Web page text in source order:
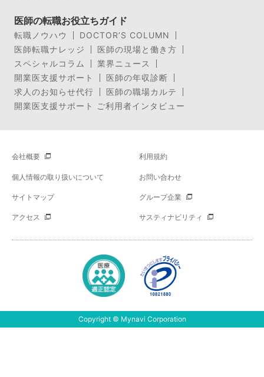
医師の転職お役立ちガイド
転職ノウハウ
DOCTOR’S COLUMN
医師転職ナレッジ
医師の現場と働き方
スペシャルコラム
業界ニュース
開業医支援サポート
医師の年収診断
求人のお知らせ代行
医師の職場カルテ
開業医支援サポート ご利用者インタビュー
会社概要 利用規約
個人情報の取り扱いについて お問い合わせ
サイトマップ グループ企業
アクセス サスティナビリティ
Copyright © Mynavi Corporation